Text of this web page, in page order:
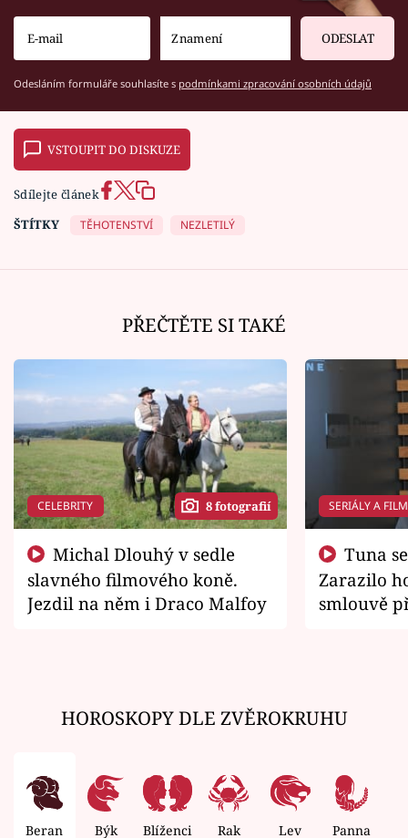
ODESLAT
Odesláním formuláře souhlasíte s podmínkami zpracování osobních údajů
VSTOUPIT DO DISKUZE
Sdílejte článek
ŠTÍTKY
TĚHOTENSTVÍ NEZLETILÝ
PŘEČTĚTE SI TAKÉ
CELEBRITY 8 fotografií
slavného filmového koně.
Jezdil na něm i Draco Malfoy
SERIÁLY A
Zarazilo
smlouvě
HOROSKOPY DLE ZVĚROKRUHU
Beran Býk Blíženci Rak Lev Panna